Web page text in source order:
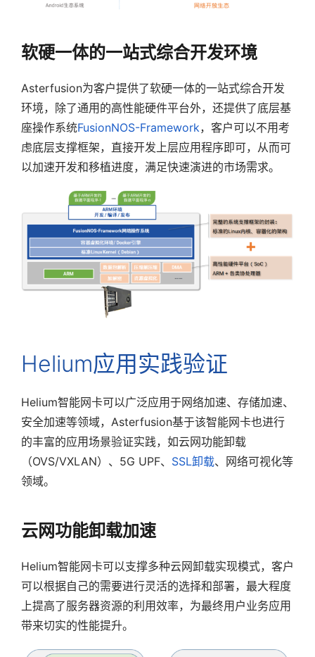
软硬一体的一站式综合开发环境
Asterfusion为客户提供了软硬一体的一站式综合开发
环境，除了通用的高性能硬件平台外，还提供了底层基
座操作系统FusionNOS-Framework，客户可以不用考
虑底层支撑框架，直接开发上层应用程序即可，从而可
以加速开发和移植进度，满足快速演进的市场需求。
Helium应用实践验证
Helium智能网卡可以广泛应用于网络加速、存储加速、
安全加速等领域，Asterfusion基于该智能网卡也进行
的丰富的应用场景验证实践，如云网功能卸载
（OVS/VXLAN）、5G UPF、 SSL卸载、网络可视化等
领域。
云网功能卸载加速
Helium智能网卡可以支撑多种云网卸载实现模式，客户
可以根据自己的需要进行灵活的选择和部署，最大程度
上提高了服务器资源的利用效率，为最终用户业务应用
带来切实的性能提升。